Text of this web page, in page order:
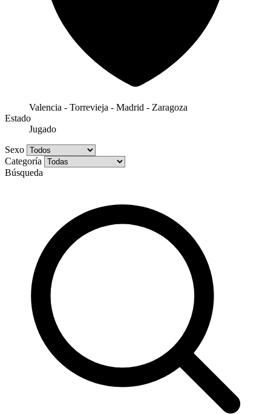
Valencia - Torrevieja - Madrid - Zaragoza
Estado
Jugado
Sexo
Categoría
Búsqueda